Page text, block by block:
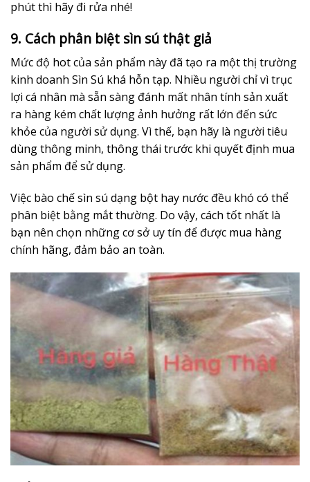
phút thì hãy đi rửa nhé!
9. Cách phân biệt sìn sú thật giả
Mức độ hot của sản phẩm này đã tạo ra một thị trường
kinh doanh Sìn Sú khá hỗn tạp. Nhiều người chỉ vì trục
lợi cá nhân mà sẵn sàng đánh mất nhân tính sản xuất
ra hàng kém chất lượng ảnh hưởng rất lớn đến sức
khỏe của người sử dụng. Vì thế, bạn hãy là người tiêu
dùng thông minh, thông thái trước khi quyết định mua
sản phẩm để sử dụng.
Việc bào chế sìn sú dạng bột hay nước đều khó có thể
phân biệt bằng mắt thường. Do vậy, cách tốt nhất là
bạn nên chọn những cơ sở uy tín để được mua hàng
chính hãng, đảm bảo an toàn.